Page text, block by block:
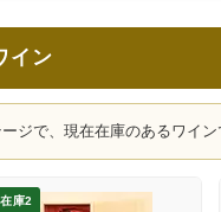
イン
ジで、現在在庫のあるワイ
在庫2